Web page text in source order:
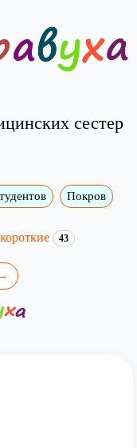
сестер
Покров
короткие 43